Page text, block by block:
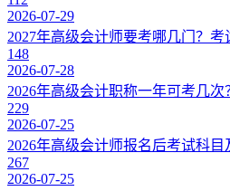
2026-07-29
2027年高级会计师要考哪几门？
148
2026-07-28
2026年高级会计职称一年可考几
229
2026-07-25
2026年高级会计师报名后考试科目
267
2026-07-25